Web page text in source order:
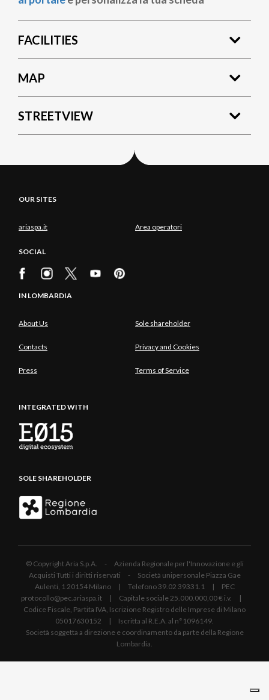
FACILITIES
MAP
STREETVIEW
OUR SITES
ariaspa.it Area operatori
SOCIAL
IN LOMBARDIA
About Us Sole shareholder
Contacts Privacy and Cookies
Press Terms of Service
INTEGRATED WITH
SOLE SHAREHOLDER
© Copyright Aria S.p.A. - Azienda Regionale per l'Innovazione e gli
Acquisti Tutti i diritti riservati - Società unipersonale Piazza Gae
Aulenti, 1 20154 Milano | Telefono 39.02 39331.1 | PEC
protocollo@pec.ariaspa.it | Capitale sociale 25.000.000,00 € i.v. |
Codice Fiscale, Partita IVA, Iscrizione Registro delle Imprese di Milano
05017630152 | Iscritta al R.E.A. al n°1096149.
Società soggetta a direzione e coordinamento da parte della Regione
Lombardia.